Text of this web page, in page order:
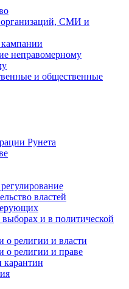
организаций, СМИ и
неправомерному
и общественные
Рунета
властей
выборах и в политической
о религии и власти
о религии и праве
карантин